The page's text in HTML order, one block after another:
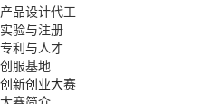
产品设计代工
实验与注册
专利与人才
创服基地
创新创业大赛